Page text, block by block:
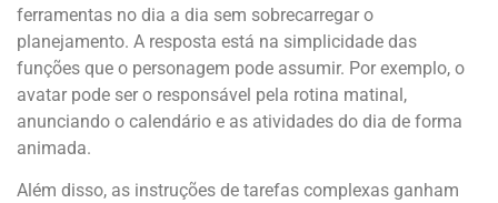
ferramentas no dia a dia sem sobrecarregar o
planejamento. A resposta está na simplicidade das
funções que o personagem pode assumir. Por exemplo, o
avatar pode ser o responsável pela rotina matinal,
anunciando o calendário e as atividades do dia de forma
animada.
Além disso, as instruções de tarefas complexas ganham